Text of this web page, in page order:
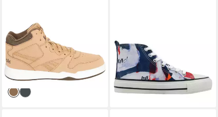
REEBOK
REEBOK BB 4500 COURT
Basketballschuh
ab 38,99 €
UVP55,00 €
-29%
lieferbar - in 1-2 Werktagen bei dir
And Raven Sneaker
Handgefertigt
55,95 € UVP69,95 €
-20%
lieferbar - in 2-3 Werktagen bei dir